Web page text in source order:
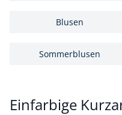
Blusen
Sommerblusen
Einfarbige